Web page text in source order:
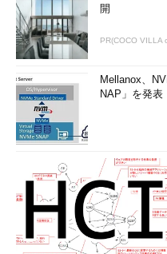
開
PR(COCO VILLA
Mellanox、
NAP」を発表